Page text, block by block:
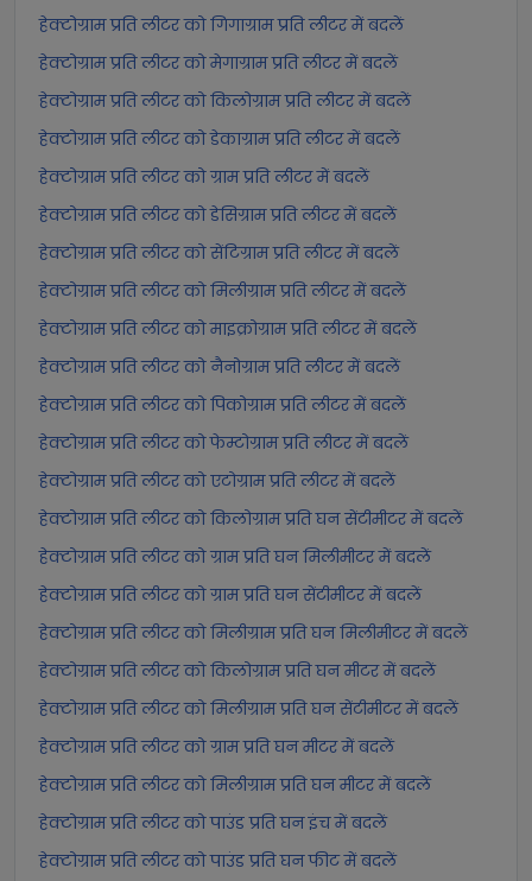
हेक्टोग्राम प्रति लीटर को गिगाग्राम प्रति लीटर में बदलें
हेक्टोग्राम प्रति लीटर को मेगाग्राम प्रति लीटर में बदलें
हेक्टोग्राम प्रति लीटर को किलोग्राम प्रति लीटर में बदलें
हेक्टोग्राम प्रति लीटर को डेकाग्राम प्रति लीटर में बदलें
हेक्टोग्राम प्रति लीटर को ग्राम प्रति लीटर में बदलें
हेक्टोग्राम प्रति लीटर को डेसिग्राम प्रति लीटर में बदलें
हेक्टोग्राम प्रति लीटर को सेंटिग्राम प्रति लीटर में बदलें
हेक्टोग्राम प्रति लीटर को मिलीग्राम प्रति लीटर में बदलें
हेक्टोग्राम प्रति लीटर को माइक्रोग्राम प्रति लीटर में बदलें
हेक्टोग्राम प्रति लीटर को नैनोग्राम प्रति लीटर में बदलें
हेक्टोग्राम प्रति लीटर को पिकोग्राम प्रति लीटर में बदलें
हेक्टोग्राम प्रति लीटर को फेम्टोग्राम प्रति लीटर में बदलें
हेक्टोग्राम प्रति लीटर को एटोग्राम प्रति लीटर में बदलें
हेक्टोग्राम प्रति लीटर को किलोग्राम प्रति घन सेंटीमीटर में बदलें
हेक्टोग्राम प्रति लीटर को ग्राम प्रति घन मिलीमीटर में बदलें
हेक्टोग्राम प्रति लीटर को ग्राम प्रति घन सेंटीमीटर में बदलें
हेक्टोग्राम प्रति लीटर को मिलीग्राम प्रति घन मिलीमीटर में बदलें
हेक्टोग्राम प्रति लीटर को किलोग्राम प्रति घन मीटर में बदलें
हेक्टोग्राम प्रति लीटर को मिलीग्राम प्रति घन सेंटीमीटर में बदलें
हेक्टोग्राम प्रति लीटर को ग्राम प्रति घन मीटर में बदलें
हेक्टोग्राम प्रति लीटर को मिलीग्राम प्रति घन मीटर में बदलें
हेक्टोग्राम प्रति लीटर को पाउंड प्रति घन इंच में बदलें
हेक्टोग्राम प्रति लीटर को पाउंड प्रति घन फीट में बदलें